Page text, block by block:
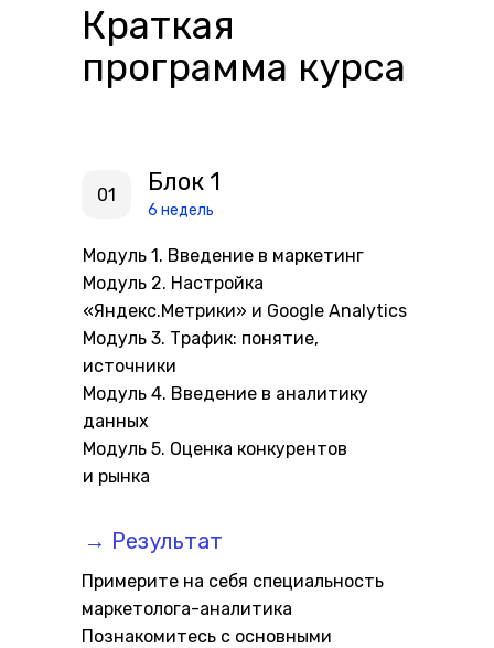
01 Блок 1
6 недель
Модуль 1. Введение в маркетинг
Модуль 2. Настройка
«Яндекс.Метрики» и Google Analytics
Модуль 3. Трафик: понятие,
источники
Модуль 4. Введение в аналитику
данных
Модуль 5. Оценка конкурентов
и рынка
Примерите на себя специальность
маркетолога-аналитика
Познакомитесь с основными
→ Результат
Краткая
программа курса